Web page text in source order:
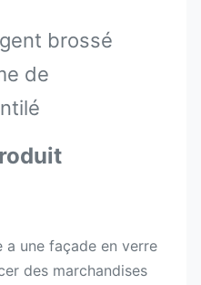
brossé
de
une façade en verre
des marchandises